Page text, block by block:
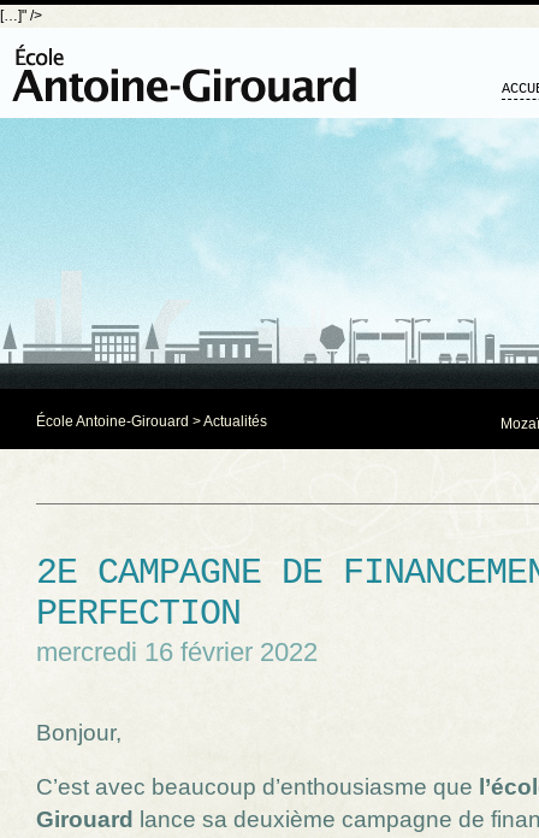
[…]" />
École Antoine-Girouard >Actualités
2E CAMPAGNE DE
PERFECTION
mercredi 16 février 2022
Bonjour,
C’est avec beaucoup d’enthousiasme que
Girouard
lance sa deuxième campagne de